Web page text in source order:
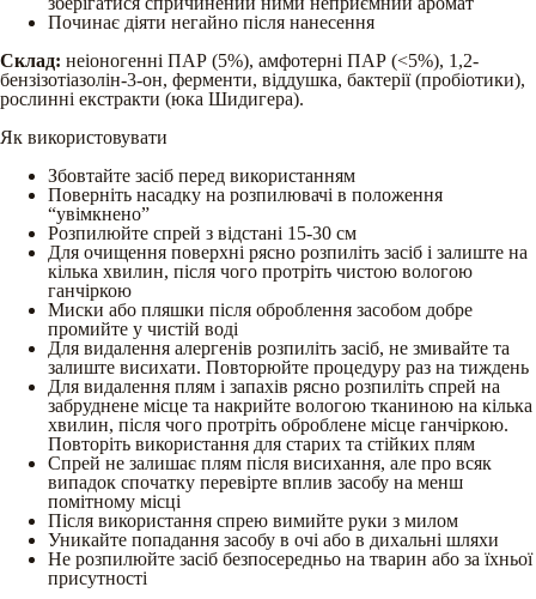
Починає діяти негайно після нанесення
Склад: неіоногенні ПАР (5%), амфотерні ПАР (<5%), 1,2-
бензізотіазолін-3-он, ферменти, віддушка, бактерії (пробіотики),
рослинні екстракти (юка Шидигера).
Як використовувати
Збовтайте засіб перед використанням
Поверніть насадку на розпилювачі в положення
“увімкнено”
Розпилюйте спрей з відстані 15-30 см
Для очищення поверхні рясно розпиліть засіб і залиште на
кілька хвилин, після чого протріть чистою вологою
ганчіркою
Миски або пляшки після оброблення засобом добре
промийте у чистій воді
Для видалення алергенів розпиліть засіб, не змивайте та
залиште висихати. Повторюйте процедуру раз на тиждень
Для видалення плям і запахів рясно розпиліть спрей на
забруднене місце та накрийте вологою тканиною на кілька
хвилин, після чого протріть оброблене місце ганчіркою.
Повторіть використання для старих та стійких плям
Спрей не залишає плям після висихання, але про всяк
випадок спочатку перевірте вплив засобу на менш
помітному місці
Після використання спрею вимийте руки з милом
Уникайте попадання засобу в очі або в дихальні шляхи
Не розпилюйте засіб безпосередньо на тварин або за їхньої
присутності